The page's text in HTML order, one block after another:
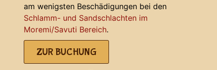
am wenigsten Beschädigungen bei den
Schlamm- und Sandschlachten im
Moremi/Savuti Bereich.
ZUR BUCHUNG